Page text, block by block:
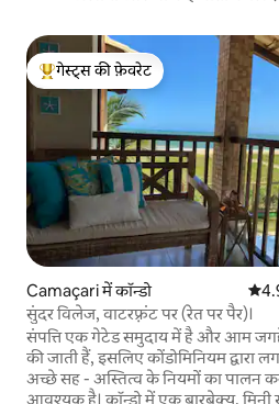
गेस्ट्स का टॉप फ़ेवरेट
गेस्ट्स की फ़ेवरेट
Camaçari में कॉन्डो औसत
सुंदर विलेज, वाटरफ़्रंट पर (रेत पर पैर)।
संपत्ति एक गेटेड समुदाय में है और आम
की जाती हैं, इसलिए कोंडोमिनियम द्वारा
अच्छे सह - अस्तित्व के नियमों का पालन
आवश्यक है। कॉन्डो में एक बारबेक्यू,